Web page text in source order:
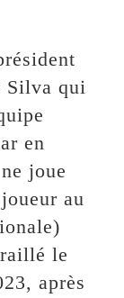
Silva qui
en
joue
au
le
après